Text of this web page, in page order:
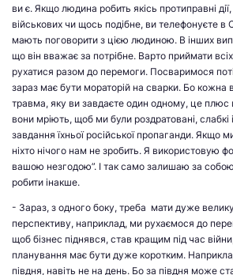
ви є. Якщо людина робить якісь протиправні
військових чи щось подібне, ви телефонуєте в
мають поговорити з цією людиною. В інших
що він вважає за потрібне. Варто приймати
рухатися разом до перемоги. Посваримося
зараз має бути мораторій на сварки. Бо
травма, яку ви завдаєте один одному, це плюс
вони мріють, щоб ми були роздратовані, слабкі
завдання їхньої російської пропаганди. Якщо
ніхто нічого нам не зробить. Я використовую
вашою незгодою”. І так само залишаю за
робити інакше.
- Зараз, з одного боку, треба мати дуже велику
перспективу, наприклад, ми рухаємося до
щоб бізнес піднявся, став кращим під час
планування має бути дуже коротким.
півдня, навіть не на день. Бо за півдня може